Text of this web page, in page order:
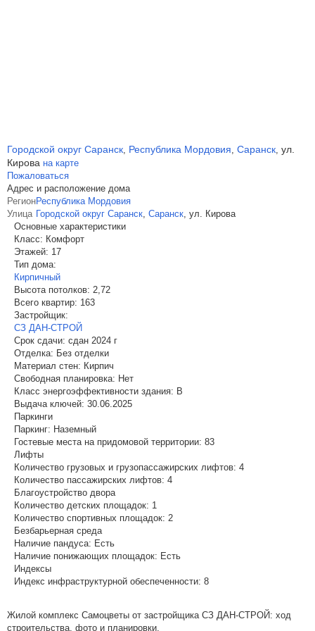
Городской округ Саранск, Республика Мордовия, Саранск, ул.
Кирова на карте
Пожаловаться
Адрес и расположение дома
РегионРеспублика Мордовия
Улица Городской округ Саранск, Саранск, ул. Кирова
Основные характеристики
Класс: Комфорт
Этажей: 17
Тип дома:
Кирпичный
Высота потолков: 2,72
Всего квартир: 163
Застройщик:
СЗ ДАН-СТРОЙ
Срок сдачи: сдан 2024 г
Отделка: Без отделки
Материал стен: Кирпич
Свободная планировка: Нет
Класс энергоэффективности здания: B
Выдача ключей: 30.06.2025
Паркинги
Паркинг: Наземный
Гостевые места на придомовой территории: 83
Лифты
Количество грузовых и грузопассажирских лифтов: 4
Количество пассажирских лифтов: 4
Благоустройство двора
Количество детских площадок: 1
Количество спортивных площадок: 2
Безбарьерная среда
Наличие пандуса: Есть
Наличие понижающих площадок: Есть
Индексы
Индекс инфраструктурной обеспеченности: 8
Жилой комплекс Самоцветы от застройщика СЗ ДАН-СТРОЙ: ход
строительства, фото и планировки.